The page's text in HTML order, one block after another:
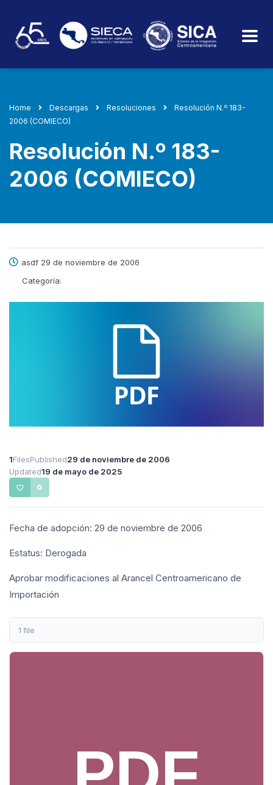
Home Descargas Resoluciones
Resolución N.º 183-
2006 (COMIECO)
Resolución N.º 183-
2006 (COMIECO)
asdf 29 de noviembre de 2006
Categoría:
1FilesPublished29 de noviembre de 2006
Updated19 de mayo de 2025
0
Fecha de adopción: 29 de noviembre de 2006
Estatus: Derogada
Aprobar modificaciones al Arancel Centroamericano de
Importación
1 file